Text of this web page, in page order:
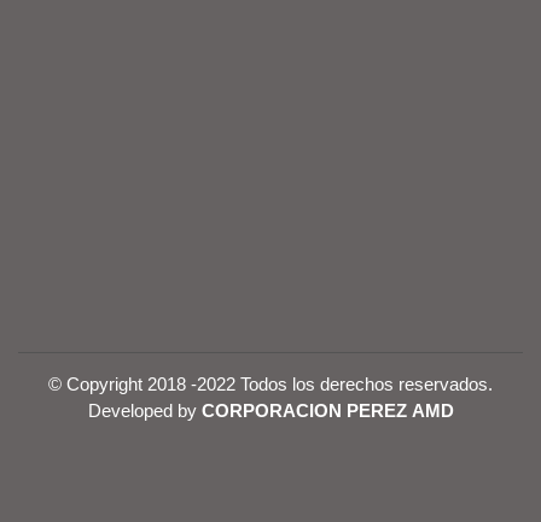
© Copyright 2018 -2022 Todos los derechos reservados.
Developed by CORPORACION PEREZ AMD